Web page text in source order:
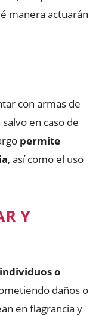
manera actuarán
con armas de
en caso de
permite
, así como el uso
Y
o
daños o
en flagrancia y